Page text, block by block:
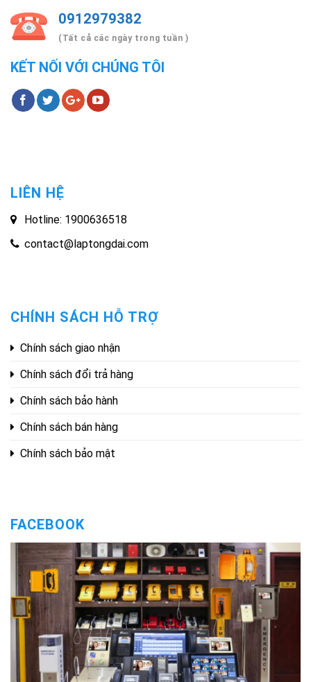
0912979382
(Tất cả các ngày trong tuần )
KẾT NỐI VỚI CHÚNG TÔI
LIÊN HỆ
Hotline: 1900636518
contact@laptongdai.com
CHÍNH SÁCH HỖ TRỢ
Chính sách giao nhận
Chính sách đổi trả hàng
Chính sách bảo hành
Chính sách bán hàng
Chính sách bảo mật
FACEBOOK